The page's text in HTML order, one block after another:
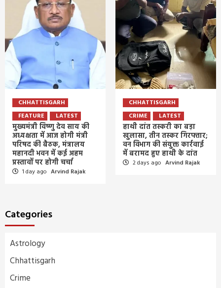
CHHATTISGARH
FEATURE
LATEST
मुख्यमंत्री विष्णु देव साय की
अध्यक्षता में आज होगी मंत्री
परिषद की बैठक, मंत्रालय
महानदी भवन में कई अहम
प्रस्तावों पर होगी चर्चा
1 day ago Arvind Rajak
CHHATTISGARH
CRIME
LATEST
हाथी दांत तस्करी का बड़ा
खुलासा, तीन तस्कर गिरफ्तार;
वन विभाग की संयुक्त कार्रवाई
में बरामद हुए हाथी के दांत
2 days ago Arvind Rajak
Categories
Astrology
Chhattisgarh
Crime